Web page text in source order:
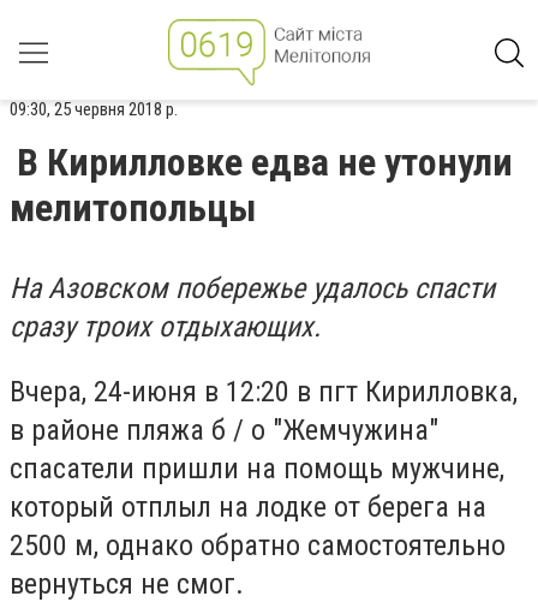
09:30, 25 червня 2018 р.
В Кирилловке едва не утонули
мелитопольцы
На Азовском побережье удалось спасти
сразу троих отдыхающих.
Вчера, 24-июня в 12:20 в пгт Кирилловка,
в районе пляжа б / о "Жемчужина"
спасатели пришли на помощь мужчине,
который отплыл на лодке от берега на
2500 м, однако обратно самостоятельно
вернуться не смог.